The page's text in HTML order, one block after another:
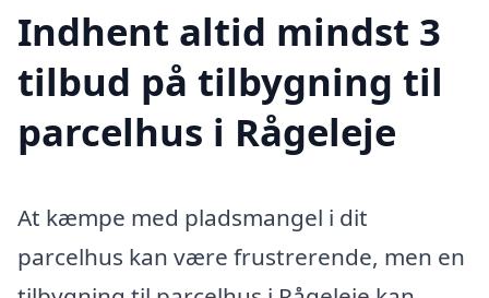
Indhent altid mindst 3
tilbud på tilbygning til
parcelhus i Rågeleje
At kæmpe med pladsmangel i dit
parcelhus kan være frustrerende, men en